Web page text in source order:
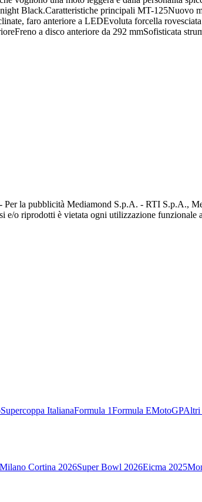
Black.Caratteristiche principali MT-125Nuovo
faro anteriore a LEDEvoluta forcella
a disco anteriore da 292 mmSofisticata
la pubblicità Mediamond S.p.A. - RTI S.p.A.,
e/o riprodotti è vietata ogni utilizzazione funzionale
Supercoppa ItalianaFormula 1Formula EMotoGPAltri
Cortina 2026Super Bowl 2026Eicma 2025